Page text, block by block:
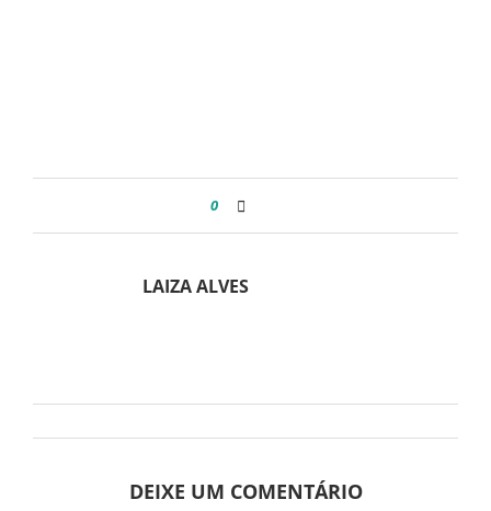
0
LAIZA ALVES
DEIXE UM COMENTÁRIO